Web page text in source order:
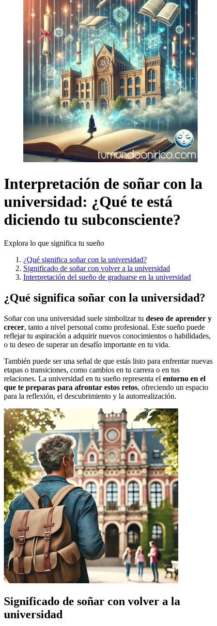
Interpretación de soñar con la
universidad: ¿Qué te está
diciendo tu subconsciente?
Explora lo que significa tu sueño
¿Qué significa soñar con la universidad?
Significado de soñar con volver a la universidad
Interpretación del sueño de graduarse en la universidad
¿Qué significa soñar con la universidad?
Soñar con una universidad suele simbolizar tu deseo de aprender y
crecer, tanto a nivel personal como profesional. Este sueño puede
reflejar tu aspiración a adquirir nuevos conocimientos o habilidades,
o tu deseo de superar un desafío importante en tu vida.
También puede ser una señal de que estás listo para enfrentar nuevas
etapas o transiciones, como cambios en tu carrera o en tus
relaciones. La universidad en tu sueño representa el entorno en el
que te preparas para afrontar estos retos, ofreciendo un espacio
para la reflexión, el descubrimiento y la autorrealización.
Significado de soñar con volver a la
universidad